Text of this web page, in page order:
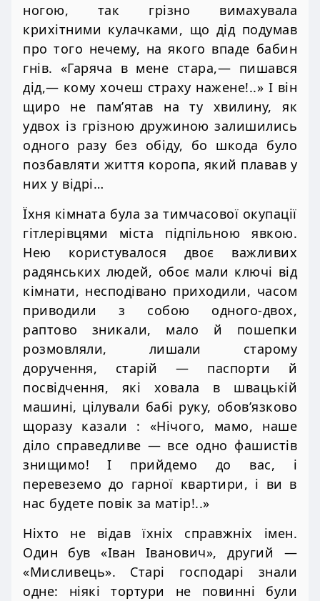
ногою, так грізно вимахувала
крихітними кулачками, що дід подумав
про того нечему, на якого впаде бабин
гнів. «Гаряча в мене стара,— пишався
дід,— кому хочеш страху нажене!..» І він
щиро не пам’ятав на ту хвилину, як
удвох із грізною дружиною залишились
одного разу без обіду, бо шкода було
позбавляти життя коропа, який плавав у
них у відрі…
Їхня кімната була за тимчасової окупації
гітлерівцями міста підпільною явкою.
Нею користувалося двоє важливих
радянських людей, обоє мали ключі від
кімнати, несподівано приходили, часом
приводили з собою одного-двох,
раптово зникали, мало й пошепки
розмовляли, лишали старому
доручення, старій — паспорти й
посвідчення, які ховала в швацькій
машині, цілували бабі руку, обов’язково
щоразу казали : «Нічого, мамо, наше
діло справедливе — все одно фашистів
знищимо! І прийдемо до вас, і
перевеземо до гарної квартири, і ви в
нас будете повік за матір!..»
Ніхто не відав їхніх справжніх імен.
Один був «Іван Іванович», другий —
«Мисливець». Старі господарі знали
одне: ніякі тортури не повинні були